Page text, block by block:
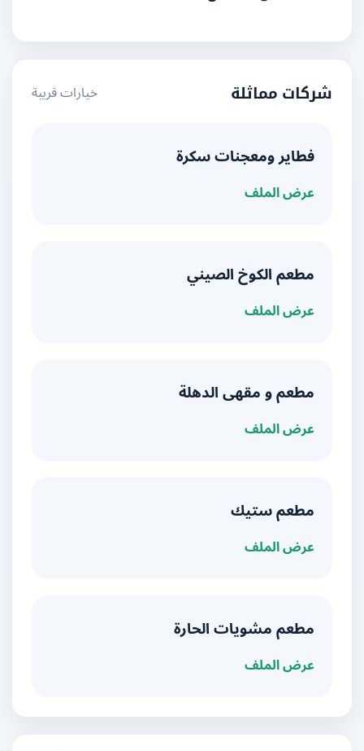
شركات مماثلة خيارات قريبة
فطاير ومعجنات سكرة
عرض الملف
مطعم الكوخ الصيني
عرض الملف
مطعم و مقهى الدهلة
عرض الملف
مطعم ستيك
عرض الملف
مطعم مشويات الحارة
عرض الملف